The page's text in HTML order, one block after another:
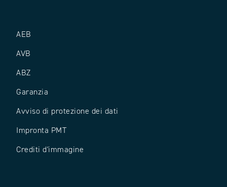
AEB
AVB
ABZ
Garanzia
Avviso di protezione dei dati
Impronta PMT
Crediti d'immagine